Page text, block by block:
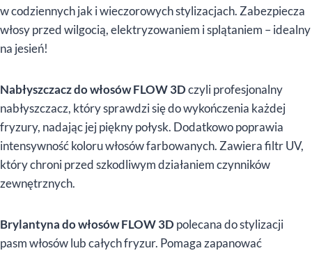
w codziennych jak i wieczorowych stylizacjach. Zabezpiecza
włosy przed wilgocią, elektryzowaniem i splątaniem – idealny
na jesień!
Nabłyszczacz do włosów FLOW 3Dczyli profesjonalny
nabłyszczacz, który sprawdzi się do wykończenia każdej
fryzury, nadając jej piękny połysk. Dodatkowo poprawia
intensywność koloru włosów farbowanych. Zawiera filtr UV,
który chroni przed szkodliwym działaniem czynników
zewnętrznych.
Brylantyna do włosów FLOW 3D polecana do stylizacji
pasm włosów lub całych fryzur. Pomaga zapanować